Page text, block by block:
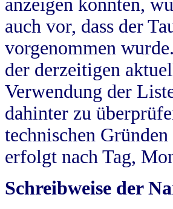
anzeigen konnten,
auch vor, dass der
vorgenommen
der derzeitigen
Verwendung der
dahinter zu
technischen
erfolgt nach Tag,
Schreibweise der